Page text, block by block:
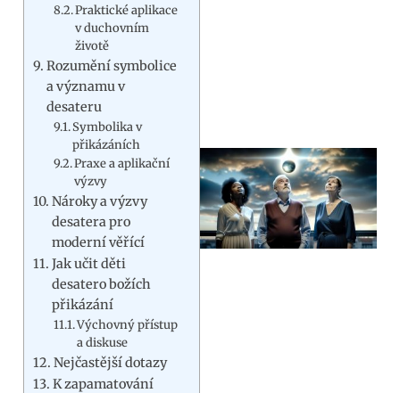
Praktické aplikace
v duchovním
životě
Rozumění symbolice
a významu v
desateru
Symbolika v
přikázáních
Praxe a aplikační
výzvy
Nároky a výzvy
desatera pro
moderní věřící
Jak učit děti
desatero božích
přikázání
Výchovný přístup
a diskuse
Nejčastější dotazy
K zapamatování